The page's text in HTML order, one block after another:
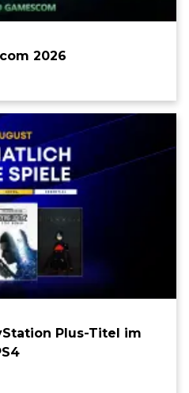
2026
Plus-Titel im